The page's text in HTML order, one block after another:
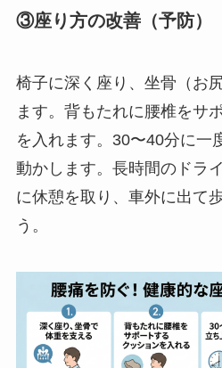
③座り方の改善（予防）
椅子に深く座り、坐骨（お
ます。背もたれに腰椎をサ
を入れます。30〜40分に一
動かします。長時間のドラ
に休憩を取り、車外に出て
う。